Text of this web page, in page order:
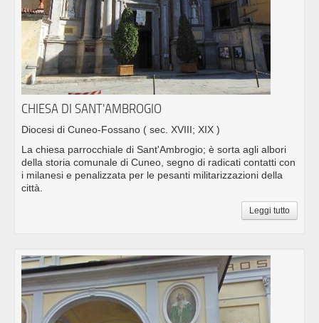
CHIESA DI SANT'AMBROGIO
Diocesi di Cuneo-Fossano ( sec. XVIII; XIX )
La chiesa parrocchiale di Sant'Ambrogio; è sorta agli albori
della storia comunale di Cuneo, segno di radicati contatti con
i milanesi e penalizzata per le pesanti militarizzazioni della
città.
Leggi tutto